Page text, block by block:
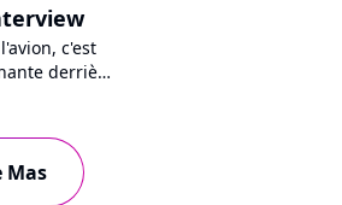
c'est
derrière
que nous
qui
mai
places
Mas